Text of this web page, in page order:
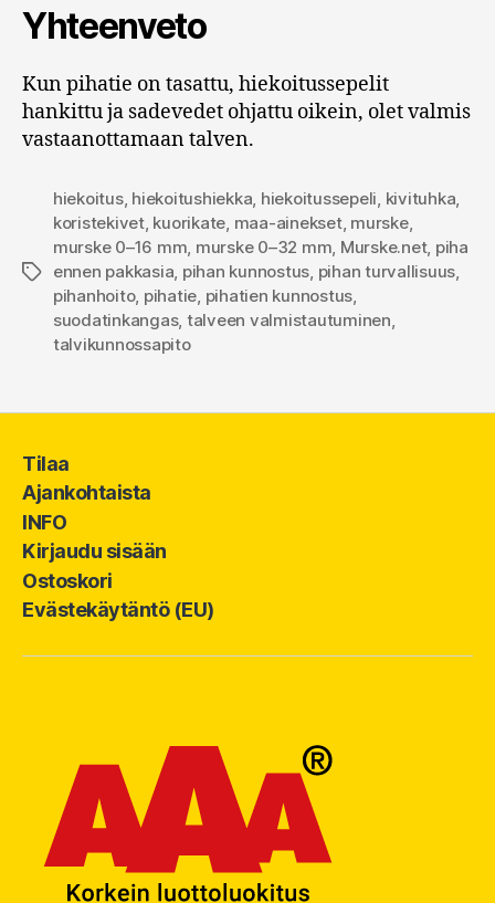
Yhteenveto
Kun pihatie on tasattu, hiekoitussepelit
hankittu ja sadevedet ohjattu oikein, olet valmis
vastaanottamaan talven.
Avainsanat
hiekoitus, hiekoitushiekka, hiekoitussepeli, kivituhka,
koristekivet, kuorikate, maa-ainekset, murske,
murske 0–16 mm, murske 0–32 mm, Murske.net, piha
ennen pakkasia, pihan kunnostus, pihan turvallisuus,
pihanhoito, pihatie, pihatien kunnostus,
suodatinkangas, talveen valmistautuminen,
talvikunnossapito
Tilaa
Ajankohtaista
INFO
Kirjaudu sisään
Ostoskori
Evästekäytäntö (EU)